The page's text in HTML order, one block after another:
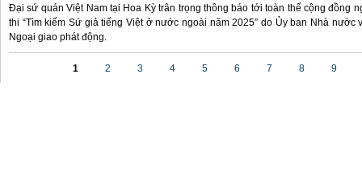
Đại sứ quán Việt Nam tại Hoa Kỳ trân trọng thông báo tới toàn thể cộng đồng
thi “Tìm kiếm Sứ giả tiếng Việt ở nước ngoài năm 2025” do Ủy ban Nhà
Ngoại giao phát động.
1 2 3 4 5 6 7 8 9